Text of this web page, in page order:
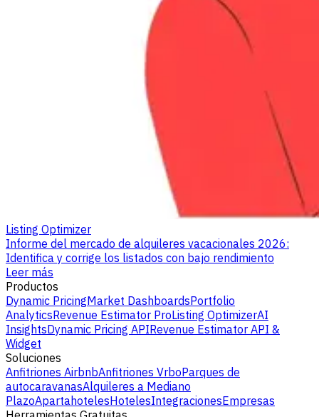
Listing Optimizer
Informe del mercado de alquileres vacacionales 2026:
Identifica y corrige los listados con bajo rendimiento
Leer más
Productos
Dynamic PricingMarket DashboardsPortfolio
AnalyticsRevenue Estimator ProListing OptimizerAI
InsightsDynamic Pricing APIRevenue Estimator API &
Widget
Soluciones
Anfitriones AirbnbAnfitriones VrboParques de
autocaravanasAlquileres a Mediano
PlazoApartahotelesHotelesIntegracionesEmpresas